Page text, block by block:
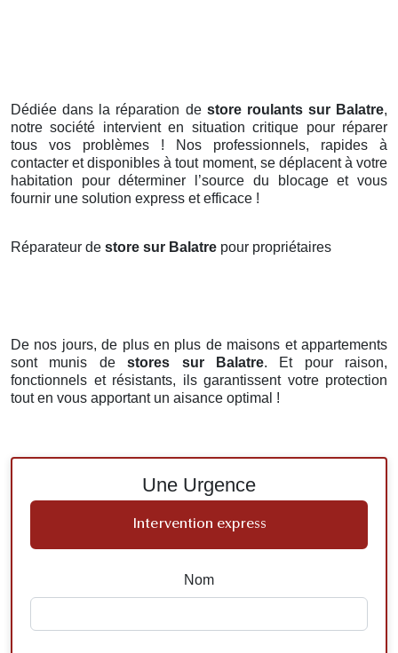
Dédiée dans la réparation de store roulants sur Balatre,
notre société intervient en situation critique pour réparer
tous vos problèmes ! Nos professionnels, rapides à
contacter et disponibles à tout moment, se déplacent à votre
habitation pour déterminer l’source du blocage et vous
fournir une solution express et efficace !
Réparateur de store sur Balatre pour propriétaires
De nos jours, de plus en plus de maisons et appartements
sont munis destores sur Balatre. Et pour raison,
fonctionnels et résistants, ils garantissent votre protection
tout en vous apportant un aisance optimal !
Une Urgence
Intervention express
Nom